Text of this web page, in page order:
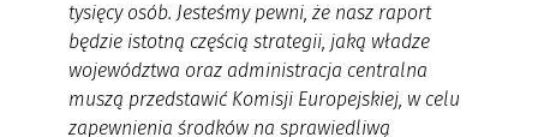
tysięcy osób. Jesteśmy pewni, że nasz raport
będzie istotną częścią strategii, jaką władze
województwa oraz administracja centralna
muszą przedstawić Komisji Europejskiej, w celu
zapewnienia środków na sprawiedliwą